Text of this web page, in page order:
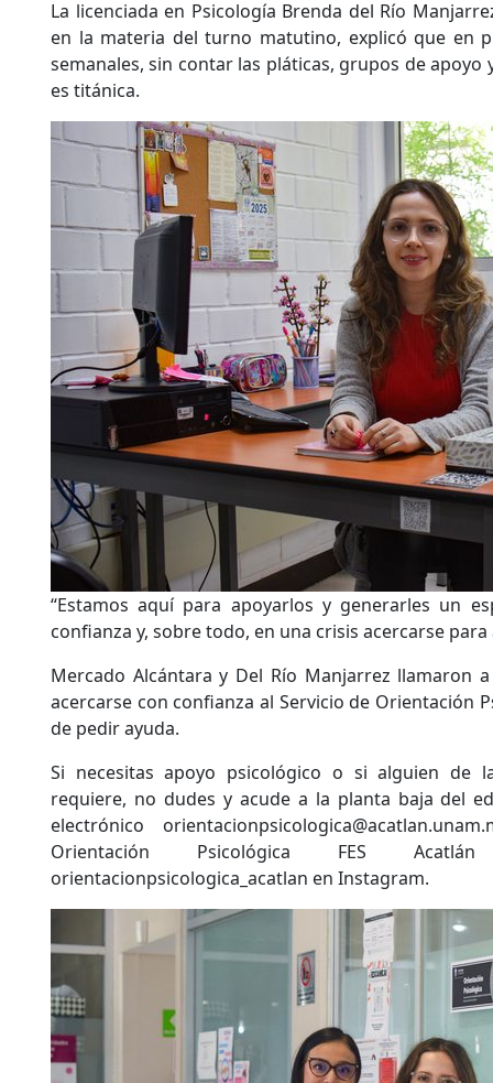
La licenciada en Psicología Brenda del Río
en la materia del turno matutino, explicó que en
semanales, sin contar las pláticas, grupos de
es titánica.
“Estamos aquí para apoyarlos y generarles un
confianza y, sobre todo, en una crisis acercarse
Mercado Alcántara y Del Río Manjarrez llamaron
acercarse con confianza al Servicio de Orientación
de pedir ayuda.
Si necesitas apoyo psicológico o si alguien de
requiere, no dudes y acude a la planta baja del
electrónico
Orientación Psicológica FES
orientacionpsicologica_acatlan en Instagram.